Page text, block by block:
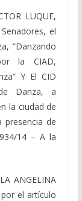
LUQUE,
el
“Danzando
la CIAD,
Y El CID
Danza, a
la ciudad de
de
14 – A la
ANGELINA
el artículo